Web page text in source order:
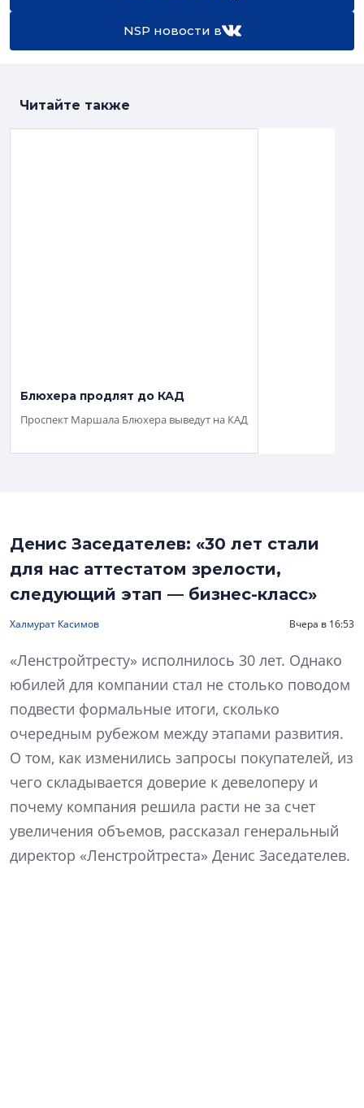
NSP новости в
Читайте также
Блюхера продлят до КАД
Проспект Маршала Блюхера выведут на КАД
Денис Заседателев: «30 лет стали
для нас аттестатом зрелости,
следующий этап — бизнес-класс»
Халмурат Касимов Вчера в 16:53
«Ленстройтресту» исполнилось 30 лет. Однако
юбилей для компании стал не столько поводом
подвести формальные итоги, сколько
очередным рубежом между этапами развития.
О том, как изменились запросы покупателей, из
чего складывается доверие к девелоперу и
почему компания решила расти не за счет
увеличения объемов, рассказал генеральный
директор «Ленстройтреста» Денис Заседателев.